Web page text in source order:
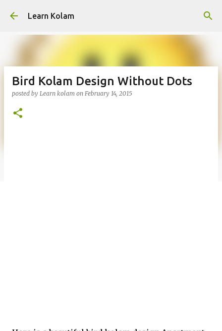
Learn Kolam
Bird Kolam Design Without Dots
posted by Learn kolam on February 14, 2015